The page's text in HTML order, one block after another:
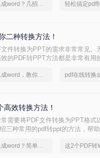
软件、利用在线转换工具，以及
pdf怎么转换成word？几招轻松搞定 轻松搞定pdf
二种转换方法！
件转换为PPT的需求非常常见。
的PDF转PPT方法都是非常有用
pdf怎么转换成word，教你一个方法
高效转换方法！
需要将PDF文件转换为PPT格式
三种常用的pdf转ppt的方法，帮
pdf怎么转换成word？简单高效的恢复方法